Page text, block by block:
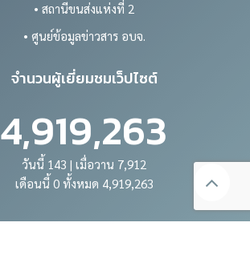
• สถานีขนส่งแห่งที่ 2
• ศูนย์ข้อมูลข่าวสาร อบจ.
จำนวนผู้เยี่ยมชมเว็ปไซต์
4,919,263
วันนี้ 143 | เมื่อวาน 7,912
เดือนนี้ 0 ทั้งหมด 4,919,263